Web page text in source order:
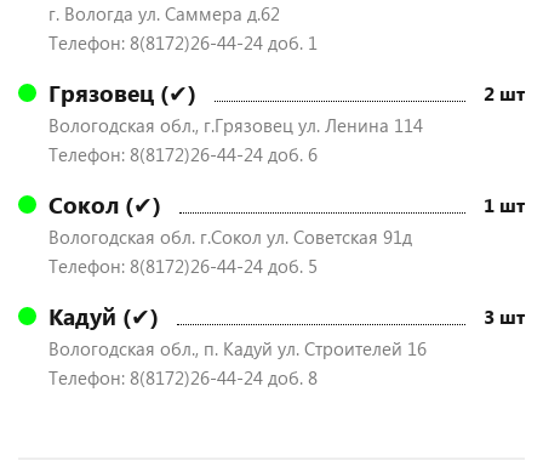
г. Вологда ул. Саммера д.62
Телефон: 8(8172)26-44-24 доб. 1
Грязовец (✔) 2 шт
Вологодская обл., г.Грязовец ул. Ленина 114
Телефон: 8(8172)26-44-24 доб. 6
Сокол (✔) 1 шт
Вологодская обл. г.Сокол ул. Советская 91д
Телефон: 8(8172)26-44-24 доб. 5
Кадуй (✔) 3 шт
Вологодская обл., п. Кадуй ул. Строителей 16
Телефон: 8(8172)26-44-24 доб. 8